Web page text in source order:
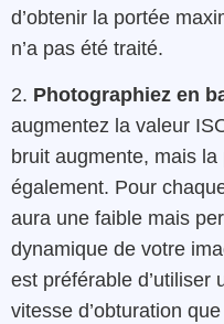
d’obtenir la portée
n’a pas été traité.
2. Photographiez en
augmentez la valeur
bruit augmente, mais
également. Pour
aura une faible mais
dynamique de votre
est préférable d’utiliser
vitesse d’obturation